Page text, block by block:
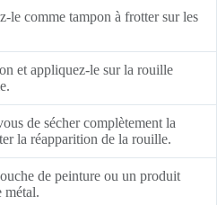
le comme tampon à frotter sur les
et appliquez-le sur la rouille
de sécher complètement la
la réapparition de la rouille.
de peinture ou un produit
métal.